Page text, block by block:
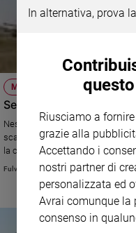
MEDIO ORIENTE
Se Israele scommette
Nessuna ingerenza militare,
scambi lungo il confine... I drusi
la caduta di Assad alla
Fulvio Scaglione
In alternativa, prova
Riusciamo a
grazie alla
Accettando i
nostri partner di
personalizzata ed
Avrai comunque la
consenso in